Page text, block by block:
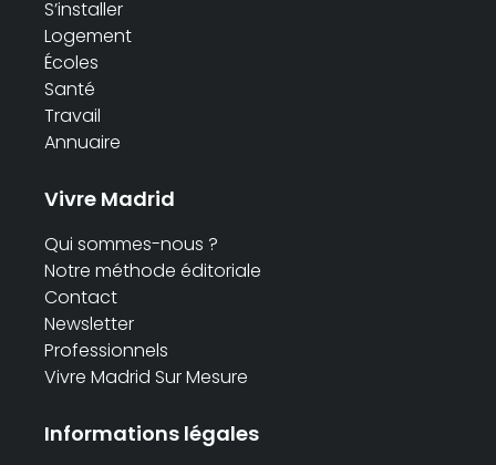
S’installer
Logement
Écoles
Santé
Travail
Annuaire
Vivre Madrid
Qui sommes-nous ?
Notre méthode éditoriale
Contact
Newsletter
Professionnels
Vivre Madrid Sur Mesure
Informations légales